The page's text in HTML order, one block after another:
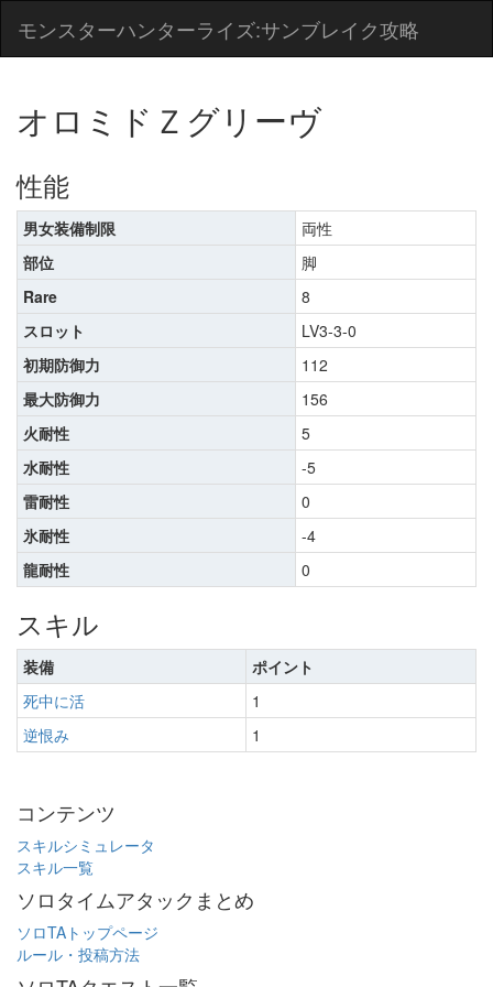
モンスターハンターライズ:サンブレイク攻略
オロミドＺグリーヴ
性能
男女装備制限
両性
部位
脚
Rare
8
スロット
LV3-3-0
初期防御力
112
最大防御力
156
火耐性
5
水耐性
-5
雷耐性
0
氷耐性
-4
龍耐性
0
スキル
装備
ポイント
死中に活
1
逆恨み
1
コンテンツ
スキルシミュレータ
スキル一覧
ソロタイムアタックまとめ
ソロTAトップページ
ルール・投稿方法